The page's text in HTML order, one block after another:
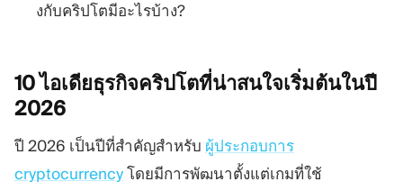
งกับคริปโตมีอะไรบ้าง?
10 ไอเดียธุรกิจคริปโตที่น่าสนใจเริ่มต้นในปี
2026
ปี 2026 เป็นปีที่สำคัญสำหรับ ผู้ประกอบการ
cryptocurrencyโดยมีการพัฒนาตั้งแต่เกมที่ใช้